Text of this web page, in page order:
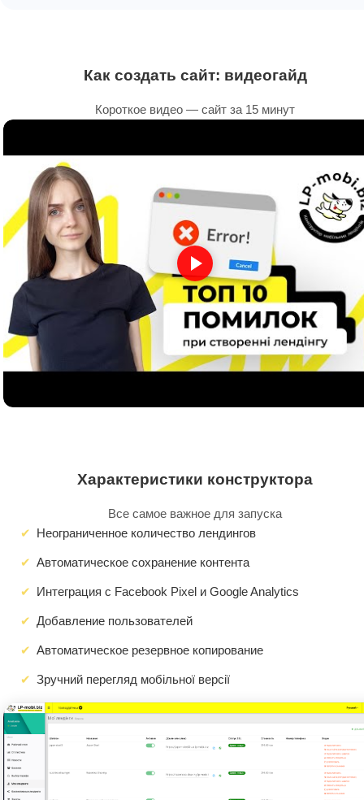
Как создать сайт: видеогайд
Короткое видео — сайт за 15 минут
Характеристики конструктора
Все самое важное для запуска
Неограниченное количество лендингов
Автоматическое сохранение контента
Интеграция с Facebook Pixel и Google Analytics
Добавление пользователей
Автоматическое резервное копирование
Зручний перегляд мобільної версії